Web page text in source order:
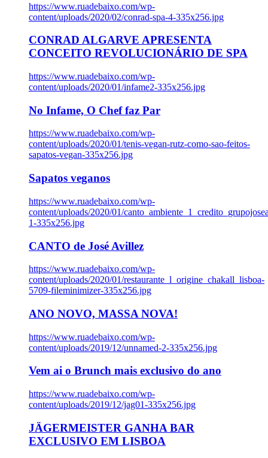
https://www.ruadebaixo.com/wp-
content/uploads/2020/02/conrad-spa-4-335x256.jpg
CONRAD ALGARVE APRESENTA
CONCEITO REVOLUCIONÁRIO DE SPA
https://www.ruadebaixo.com/wp-
content/uploads/2020/01/infame2-335x256.jpg
No Infame, O Chef faz Par
https://www.ruadebaixo.com/wp-
content/uploads/2020/01/tenis-vegan-rutz-como-sao-feitos-
sapatos-vegan-335x256.jpg
Sapatos veganos
https://www.ruadebaixo.com/wp-
content/uploads/2020/01/
1-335x256.jpg
CANTO de José Avillez
https://www.ruadebaixo.com/wp-
content/uploads/2020/01/restaurante_l_origine_chakall_lisboa-
5709-fileminimizer-335x256.jpg
ANO NOVO, MASSA NOVA!
https://www.ruadebaixo.com/wp-
content/uploads/2019/12/unnamed-2-335x256.jpg
Vem ai o Brunch mais exclusivo do ano
https://www.ruadebaixo.com/wp-
content/uploads/2019/12/jag01-335x256.jpg
JÄGERMEISTER GANHA BAR
EXCLUSIVO EM LISBOA